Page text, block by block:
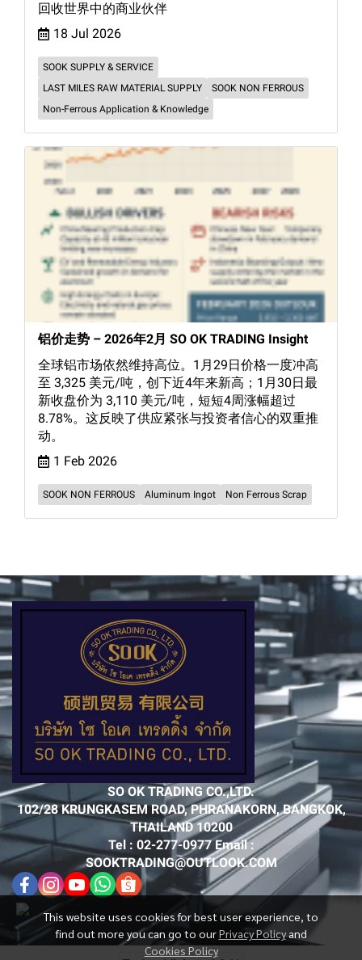
回收世界中的商业伙伴
18 Jul 2026
SOOK SUPPLY & SERVICE
LAST MILES RAW MATERIAL SUPPLY
SOOK NON FERROUS
Non-Ferrous Application & Knowledge
铝价走势 – 2026年2月 SO OK TRADING Insight
全球铝市场依然维持高位。1月29日价格一度冲高
至 3,325 美元/吨，创下近4年来新高；1月30日最
新收盘价为 3,110 美元/吨，短短4周涨幅超过
8.78%。这反映了供应紧张与投资者信心的双重推
动。
1 Feb 2026
SOOK NON FERROUS Aluminum Ingot Non Ferrous Scrap
This website uses cookies for best user experience, to
find out more you can go to ourPrivacy Policyand
Cookies Policy
SO OK TRADING CO.,LTD.
102/28 KRUNGKASEM ROAD, PHRANAKORN, BANGKOK,
THAILAND 10200
Tel : 02-277-0977 Email :
SOOKTRADING@OUTLOOK.COM